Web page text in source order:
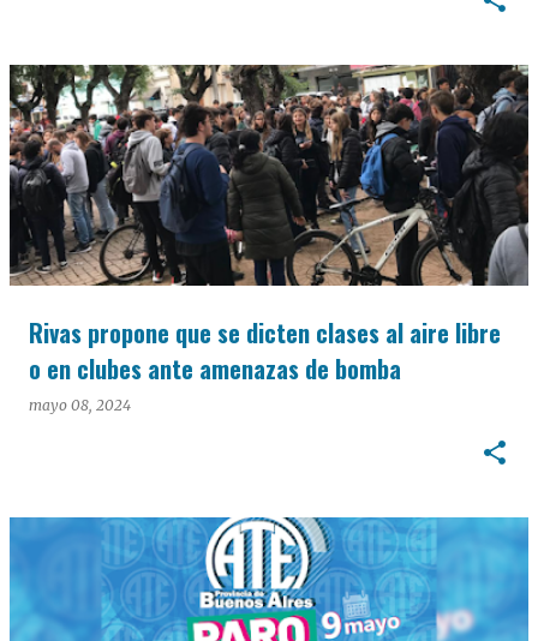
Rivas propone que se dicten clases al aire libre
o en clubes ante amenazas de bomba
mayo 08, 2024